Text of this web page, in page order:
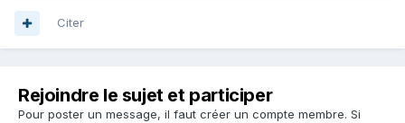
Citer
Rejoindre le sujet et participer
Pour poster un message, il faut créer un compte membre. Si